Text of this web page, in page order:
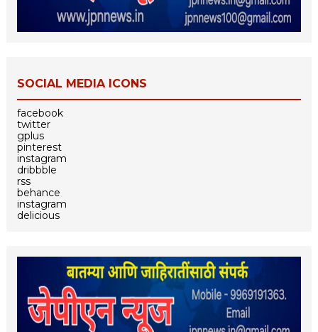
SOCIAL MEDIA ICONS
facebook
twitter
gplus
pinterest
instagram
dribbble
rss
behance
instagram
delicious